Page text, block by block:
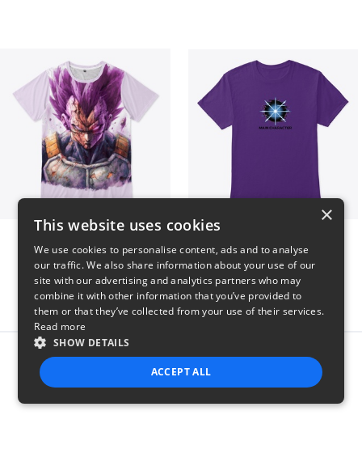
Report this product
×
This website uses cookies
We use cookies to personalise content, ads and to analyse
our traffic. We also share information about your use of our
site with our advertising and analytics partners who may
combine it with other information that you’ve provided to
them or that they’ve collected from your use of their services.
Read more
SHOW DETAILS
ACCEPT ALL
STRICTLY NECESSARY PERFORMANCE